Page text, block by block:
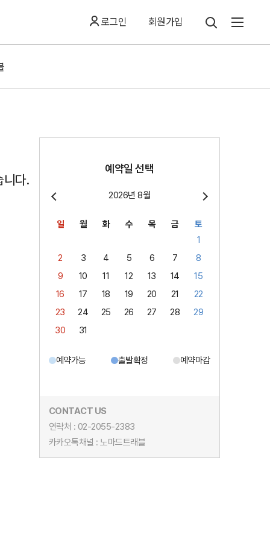
로그인 회원가입
니다.
예약일 선택
2026년 8월
일 월 화 수 목 금
토
1
2
3 4 5 6 7
8
9
10 11 12 13 14
15
16
17 18 19 20 21
22
23
24 25 26 27 28
29
30
31
예약가능 출발확정 예약마감
CONTACT US
연락처 : 02-2055-2383
카카오톡채널 : 노마드트래블